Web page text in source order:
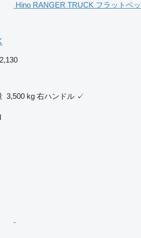
Hino RANGER TRUCK フラットベッ
3,500 kg 右ハンドル ✓